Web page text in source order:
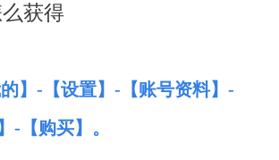
获得
的】-【设置】-【账号资料】-
-【购买】。